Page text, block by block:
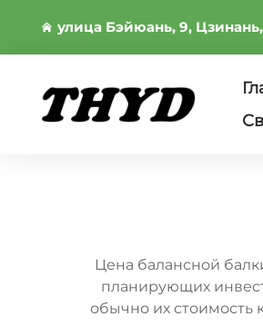
улица Бэйюань, 9,
Цена балансной
планирующих
обычно их стоимость